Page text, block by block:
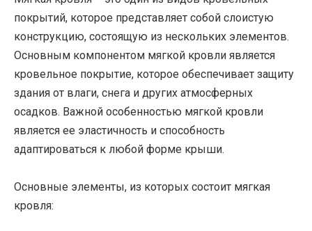
покрытий, которое представляет собой слоистую
конструкцию, состоящую из нескольких элементов.
Основным компонентом мягкой кровли является
кровельное покрытие, которое обеспечивает защиту
здания от влаги, снега и других атмосферных
осадков. Важной особенностью мягкой кровли
является ее эластичность и способность
адаптироваться к любой форме крыши.
Основные элементы, из которых состоит мягкая
кровля: